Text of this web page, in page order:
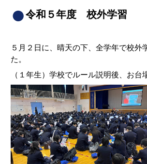
令和５年度 校外学習
５月２日に、晴天の下、全学年で校外
た。
（１年生）学校でルール説明後、お台